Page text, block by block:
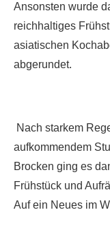
Ansonsten wurde
reichhaltiges
asiatischen
abgerundet.
Nach starkem
aufkommendem
Brocken ging es
Frühstück und
Auf ein Neues im